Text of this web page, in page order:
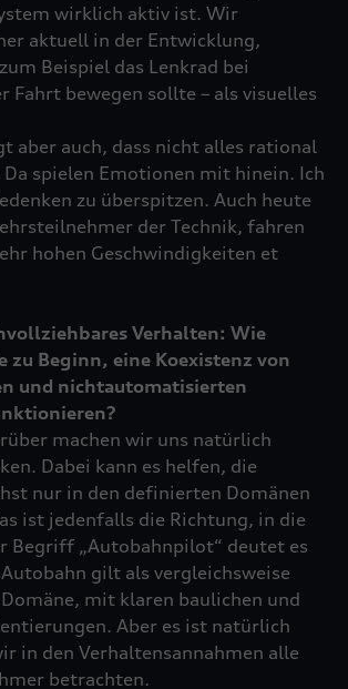
wirklich aktiv ist. Wir
aktuell in der Entwicklung,
Beispiel das Lenkrad bei
Fahrt bewegen sollte – als visuelles
aber auch, dass nicht alles rational
spielen Emotionen mit hinein. Ich
zu überspitzen. Auch heute
der Technik, fahren
hohen Geschwindigkeiten et
Verhalten: Wie
zu Beginn, eine Koexistenz von
und nichtautomatisierten
machen wir uns natürlich
Dabei kann es helfen, die
nur in den definierten Domänen
ist jedenfalls die Richtung, in die
Begriff „Autobahnpilot“ deutet es
gilt als vergleichsweise
mit klaren baulichen und
Aber es ist natürlich
in den Verhaltensannahmen alle